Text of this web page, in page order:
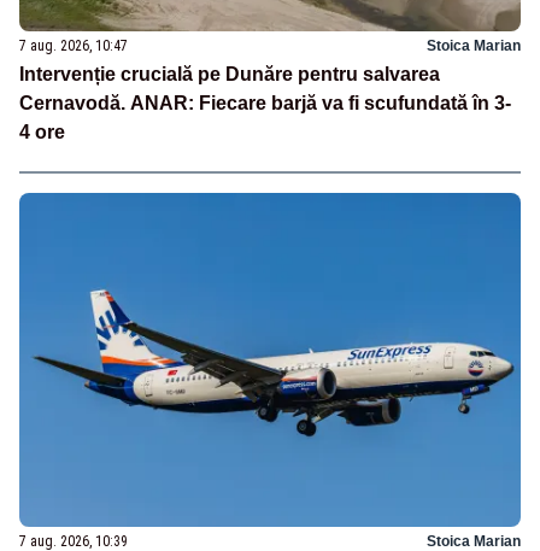
7 aug. 2026, 10:47 Stoica Marian
Intervenție crucială pe Dunăre pentru salvarea
Cernavodă. ANAR: Fiecare barjă va fi scufundată în 3-
4 ore
7 aug. 2026, 10:39 Stoica Marian